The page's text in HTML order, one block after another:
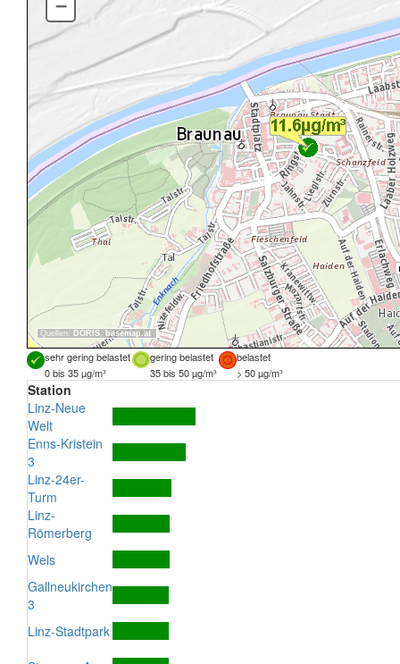
Quellen: DORIS, basemap.at
–
sehr gering belastet gering belastet
belastet
0 bis 35 µg/m³
35 bis 50 µg/m³ > 50 µg/m³
Station
Linz-Neue
Welt
Enns-Kristein
3
Linz-24er-
Turm
Linz-
Römerberg
Wels
Gallneukirchen
3
Linz-Stadtpark